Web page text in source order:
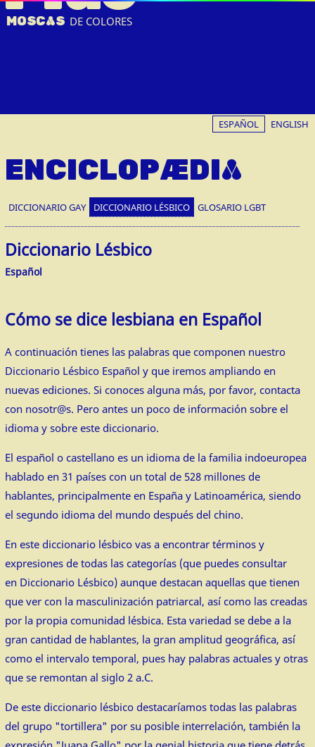
MOSCAS DE COLORES
ESPAÑOL ENGLISH
ENCICLOPÆDIA
DICCIONARIO GAY DICCIONARIO LÉSBICO GLOSARIO LGBT
Diccionario Lésbico
Español
Cómo se dice lesbiana en Español
A continuación tienes las palabras que componen nuestro
Diccionario Lésbico Español y que iremos ampliando en
nuevas ediciones. Si conoces alguna más, por favor, contacta
con nosotr@s. Pero antes un poco de información sobre el
idioma y sobre este diccionario.
El español o castellano es un idioma de la familia indoeuropea
hablado en 31 países con un total de 528 millones de
hablantes, principalmente en España y Latinoamérica, siendo
el segundo idioma del mundo después del chino.
En este diccionario lésbico vas a encontrar términos y
expresiones de todas las categorías (que puedes consultar
en Diccionario Lésbico) aunque destacan aquellas que tienen
que ver con la masculinización patriarcal, así como las creadas
por la propia comunidad lésbica. Esta variedad se debe a la
gran cantidad de hablantes, la gran amplitud geográfica, así
como el intervalo temporal, pues hay palabras actuales y otras
que se remontan al siglo 2 a.C.
De este diccionario lésbico destacaríamos todas las palabras
del grupo "tortillera" por su posible interrelación, también la